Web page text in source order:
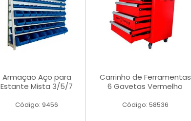
Armaçao Aço para
Estante Mista 3/5/7
Código: 9456
Carrinho de Ferramentas
6 Gavetas Vermelho
Código: 58536